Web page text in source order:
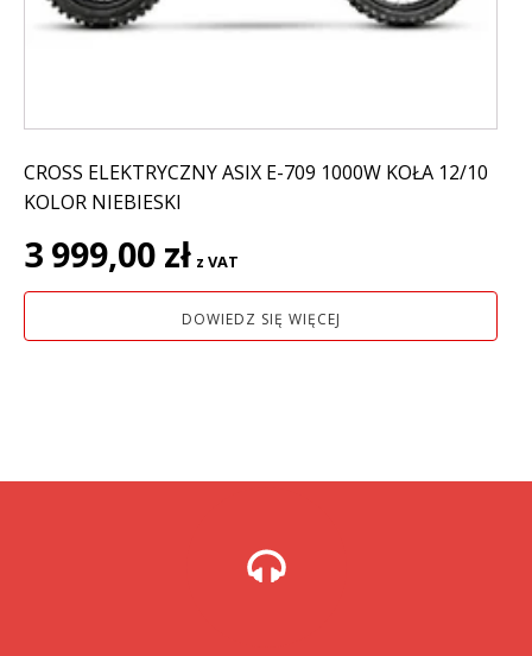
CROSS ELEKTRYCZNY ASIX E-709 1000W KOŁA 12/10
KOLOR NIEBIESKI
3 999,00 zł z VAT
DOWIEDZ SIĘ WIĘCEJ